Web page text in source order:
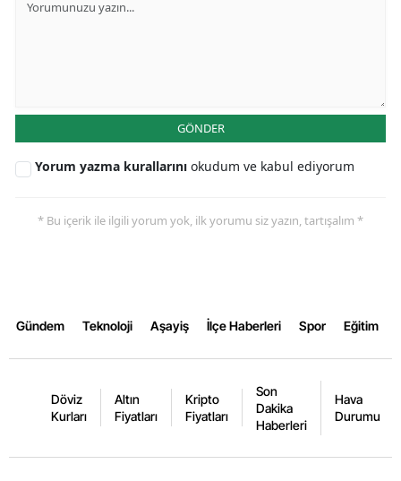
Yalova
Osmaniye
GÖNDER
Yorum yazma kurallarını okudum ve kabul ediyorum
* Bu içerik ile ilgili yorum yok, ilk yorumu siz yazın, tartışalım *
Gündem Teknoloji Aşayiş İlçe Haberleri Spor Eğitim
Döviz
Kurları
Altın
Fiyatları
Kripto
Fiyatları
Son
Dakika
Haberleri
Hava
Durumu